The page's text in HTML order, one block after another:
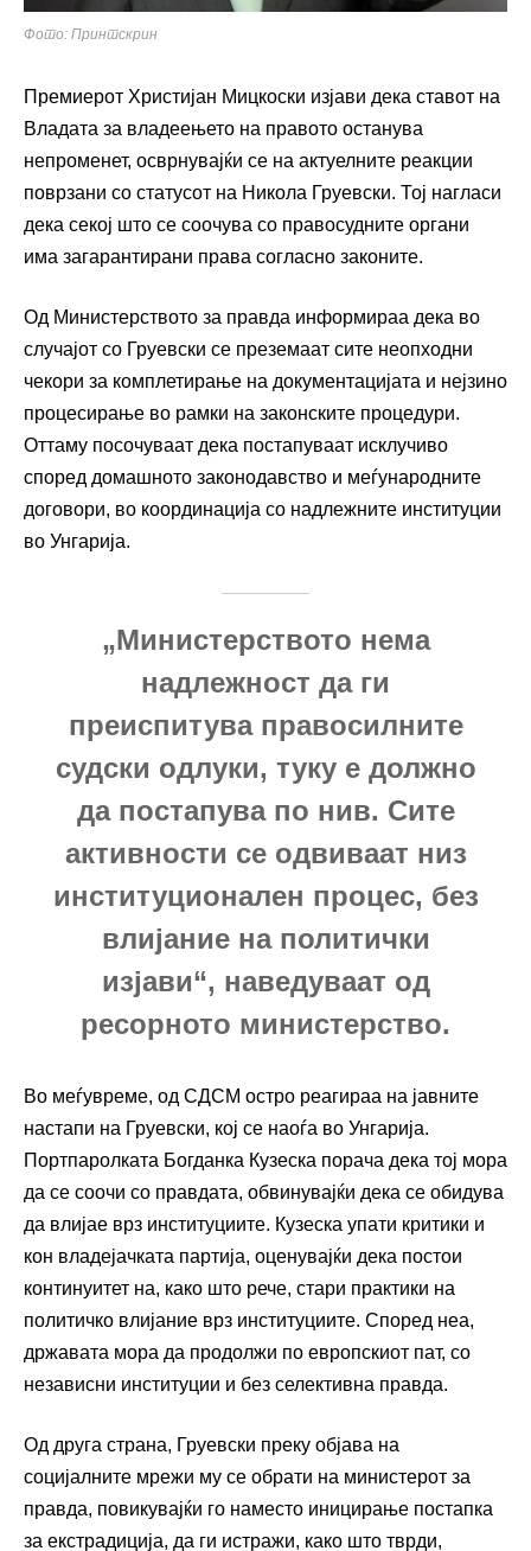
Фото: Принтскрин
Премиерот Христијан Мицкоски изјави дека ставот на
Владата за владеењето на правото останува
непроменет, осврнувајќи се на актуелните реакции
поврзани со статусот на Никола Груевски. Тој нагласи
дека секој што се соочува со правосудните органи
има загарантирани права согласно законите.
Од Министерството за правда информираа дека во
случајот со Груевски се преземаат сите неопходни
чекори за комплетирање на документацијата и нејзино
процесирање во рамки на законските процедури.
Оттаму посочуваат дека постапуваат исклучиво
според домашното законодавство и меѓународните
договори, во координација со надлежните институции
во Унгарија.
„Министерството нема
надлежност да ги
преиспитува правосилните
судски одлуки, туку е должно
да постапува по нив. Сите
активности се одвиваат низ
институционален процес, без
влијание на политички
изјави“, наведуваат од
ресорното министерство.
Во меѓувреме, од СДСМ остро реагираа на јавните
настапи на Груевски, кој се наоѓа во Унгарија.
Портпаролката Богданка Кузеска порача дека тој мора
да се соочи со правдата, обвинувајќи дека се обидува
да влијае врз институциите. Кузеска упати критики и
кон владејачката партија, оценувајќи дека постои
континуитет на, како што рече, стари практики на
политичко влијание врз институциите. Според неа,
државата мора да продолжи по европскиот пат, со
независни институции и без селективна правда.
Од друга страна, Груевски преку објава на
социјалните мрежи му се обрати на министерот за
правда, повикувајќи го наместо иницирање постапка
за екстрадиција, да ги истражи, како што тврди,